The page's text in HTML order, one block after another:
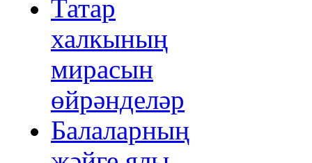
Татар
халкының
мирасын
өйрәнделәр
Балаларның